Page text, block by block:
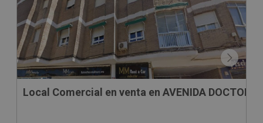
Local Comercial en venta en AVENIDA DOCTOR